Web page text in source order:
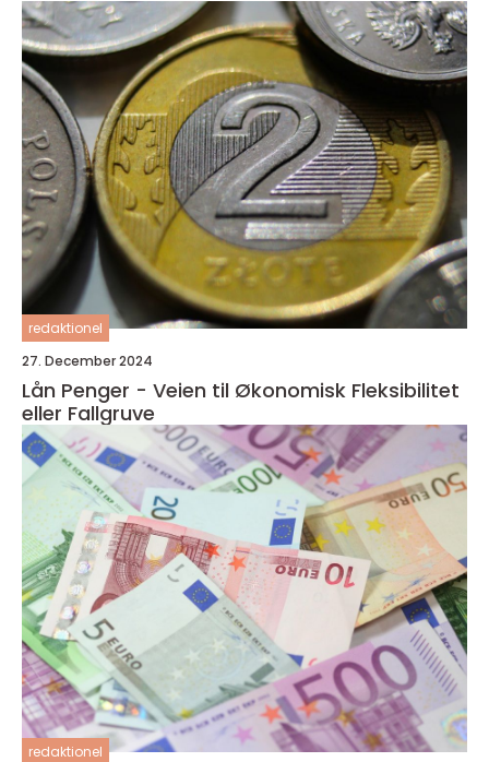
redaktionel
27. December 2024
Lån Penger - Veien til Økonomisk Fleksibilitet
eller Fallgruve
redaktionel